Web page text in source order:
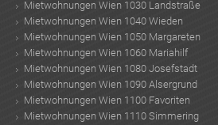
Mietwohnungen Wien 1030 Landstraße
Mietwohnungen Wien 1040 Wieden
Mietwohnungen Wien 1050 Margareten
Mietwohnungen Wien 1060 Mariahilf
Mietwohnungen Wien 1080 Josefstadt
Mietwohnungen Wien 1090 Alsergrund
Mietwohnungen Wien 1100 Favoriten
Mietwohnungen Wien 1110 Simmering